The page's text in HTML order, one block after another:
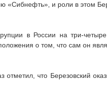
«Сибнефть», и роли в этом
в России на три-
о том, что сам он
отметил, что Березовский